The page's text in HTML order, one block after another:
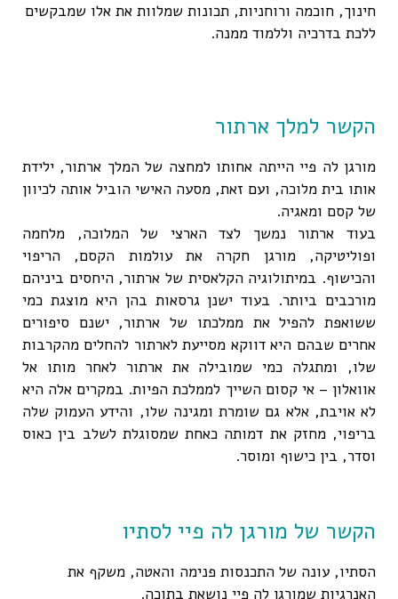
חינוך, חוכמה ורוחניות, תכונות שמלוות את אלו שמבקשים
ללכת בדרכיה וללמוד ממנה.
הקשר למלך ארתור
מורגן לה פיי הייתה אחותו למחצה של המלך ארתור, ילידת
אותו בית מלוכה, ועם זאת, מסעה האישי הוביל אותה לכיוון
של קסם ומאגיה.
בעוד ארתור נמשך לצד הארצי של המלוכה, מלחמה
ופוליטיקה, מורגן חקרה את עולמות הקסם, הריפוי
והכישוף. במיתולוגיה הקלאסית של ארתור, היחסים ביניהם
מורכבים ביותר. בעוד ישנן גרסאות בהן היא מוצגת כמי
ששואפת להפיל את ממלכתו של ארתור, ישנם סיפורים
אחרים שבהם היא דווקא מסייעת לארתור להחלים מהקרבות
שלו, ומתגלה כמי שמובילה את ארתור לאחר מותו אל
אוואלון – אי קסום השייך לממלכת הפיות. במקרים אלה היא
לא אויבת, אלא גם שומרת ומגינה שלו, והידע העמוק שלה
בריפוי, מחזק את דמותה כאחת שמסוגלת לשלב בין כאוס
וסדר, בין כישוף ומוסר.
הקשר של מורגן לה פיי לסתיו
הסתיו, עונה של התכנסות פנימה והאטה, משקף את
האנרגיות שמורגן לה פיי נושאת בתוכה.